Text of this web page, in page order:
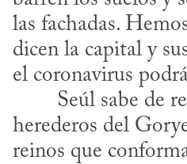
las fachadas.
dicen la capital y
el coronavirus
herederos del
reinos que